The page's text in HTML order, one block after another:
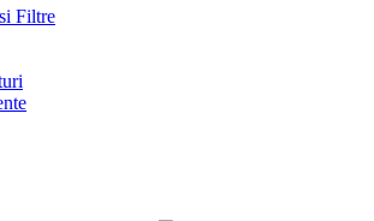
Filtre